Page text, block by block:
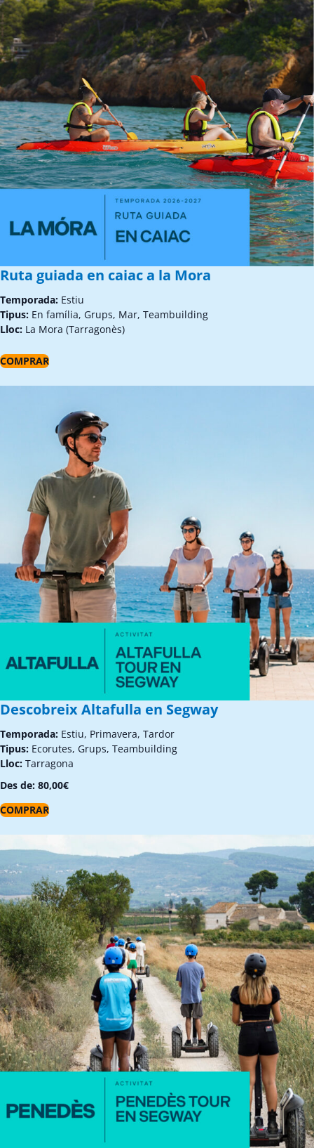
Ruta guiada en caiac a la Mora
Temporada: Estiu
Tipus: En família, Grups, Mar, Teambuilding
Lloc: La Mora (Tarragonès)
COMPRAR
Descobreix Altafulla en Segway
Temporada: Estiu, Primavera, Tardor
Tipus: Ecorutes, Grups, Teambuilding
Lloc: Tarragona
Des de: 80,00€
COMPRAR